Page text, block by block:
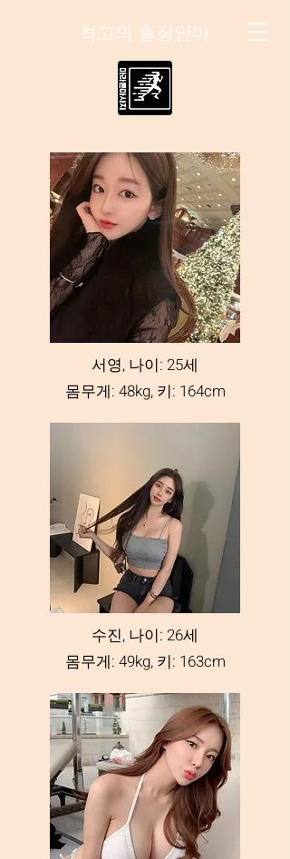
최고의 출장안마
서영, 나이: 25세
몸무게: 48kg, 키: 164cm
수진, 나이: 26세
몸무게: 49kg, 키: 163cm